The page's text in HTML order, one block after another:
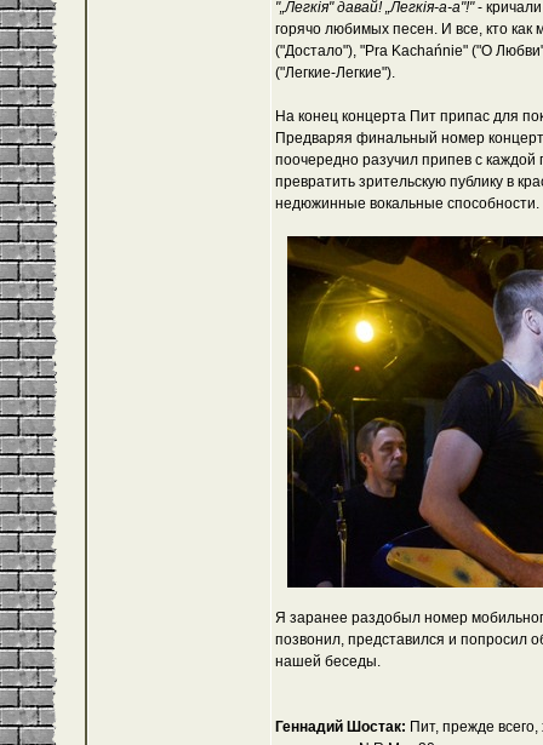
"„Легкія" давай! „Легкія-а-а"!"-
горячо любимых песен. И все, кто как
("Достало"), "Pra Kachańnie" ("О
("Легкие-Легкие").
На конец концерта Пит припас для
Предваряя финальный номер
поочередно разучил припев с каждой
превратить зрительскую публику в
недюжинные вокальные способности.
Я заранее раздобыл номер
позвонил, представился и попросил
нашей беседы.
Геннадий Шостак: Пит, прежде